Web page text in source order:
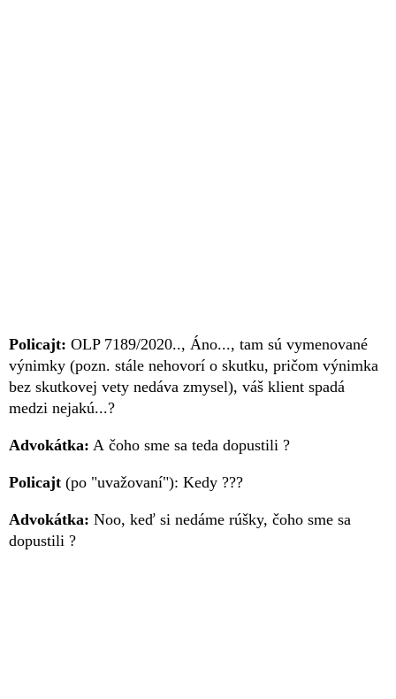
Policajt: OLP 7189/2020.., Áno..., tam sú vymenované
výnimky (pozn. stále nehovorí o skutku, pričom výnimka
bez skutkovej vety nedáva zmysel), váš klient spadá
medzi nejakú...?
Advokátka: A čoho sme sa teda dopustili ?
Policajt (po "uvažovaní"): Kedy ???
Advokátka: Noo, keď si nedáme rúšky, čoho sme sa
dopustili ?